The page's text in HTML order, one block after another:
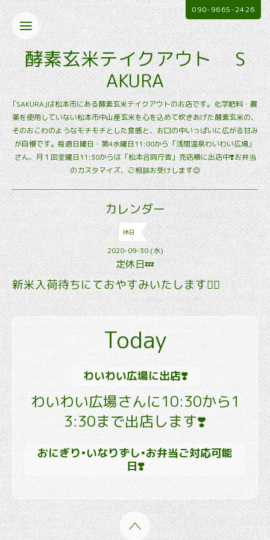
酵素玄米テイクアウト S
AKURA
｢SAKURA｣は松本市にある酵素玄米テイクアウトのお店です。化学肥料・農
薬を使用していない松本市中山産玄米を心を込めて炊きあげた酵素玄米の、
そのおこわのようなモチモチとした食感と、お口の中いっぱいに広がる甘み
が自慢です。毎週日曜日・第4水曜日11:00から「浅間温泉わいわい広場」
さん、月１回金曜日11:30からは「松本合同庁舎」売店横に出店中❣️お弁当
のカスタマイズ、ご相談お受けします😊
090-9665-2426
カレンダー
休日
2020-09-30 (水)
定休日💤
新米入荷待ちにておやすみいたします🙇‍♀️
Today
わいわい広場に出店❣️
わいわい広場さんに10:30から1
3:30まで出店します❣️
おにぎり•いなりずし•お弁当ご対応可能
日❣️